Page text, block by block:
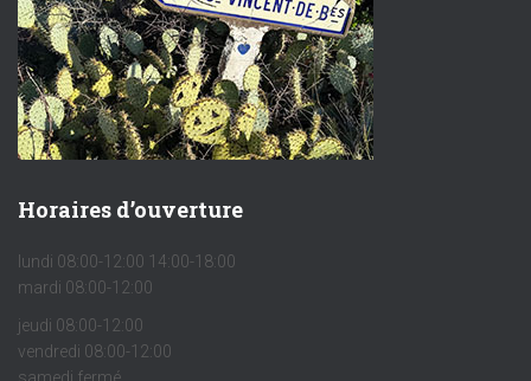
Horaires d’ouverture
lundi 08:00-12:00 14:00-18:00
mardi 08:00-12:00
jeudi 08:00-12:00
vendredi 08:00-12:00